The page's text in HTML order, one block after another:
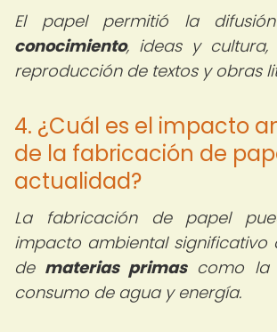
El papel permitió la
conocimiento, ideas y
reproducción de textos y obras
4. ¿Cuál es el impacto
de la fabricación de
actualidad?
La fabricación de papel
impacto ambiental significativo
de materias primascomo la
consumo de agua y energía.